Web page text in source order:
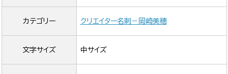
カテゴリー クリエイター名刺－岡崎美穂
文字サイズ 中サイズ